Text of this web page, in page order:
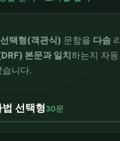
선택형(객관식) 문항을 다솜
본문과 일치하는지 자
니다.
선택형30문